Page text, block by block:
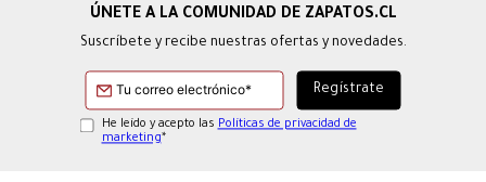
Suscríbete y recibe nuestras ofertas y novedades.
He leído y acepto las Políticas de privacidad de
marketing*